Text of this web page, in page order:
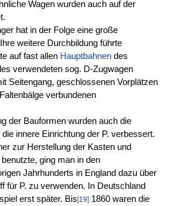
Wagen wurden auch auf der
hat in der Folge eine große
weitere Durchbildung führte
auf fast allen Hauptbahnendes
verwendeten sog. D-Zugwagen
Seitengang, geschlossenen Vorplätzen
verbundenen
der Bauformen wurden auch die
innere Einrichtung der P. verbessert.
zur Herstellung der Kasten und
ging man in den
Jahrhunderts in England dazu über
für P. zu verwenden. In Deutschland
erst später. Bis [19]1860 waren die